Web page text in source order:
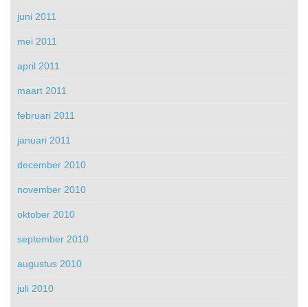
juni 2011
mei 2011
april 2011
maart 2011
februari 2011
januari 2011
december 2010
november 2010
oktober 2010
september 2010
augustus 2010
juli 2010